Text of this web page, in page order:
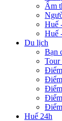
Ẩm
Huế
Huế
Du lịch
Bạn
Tour
Huế 24h